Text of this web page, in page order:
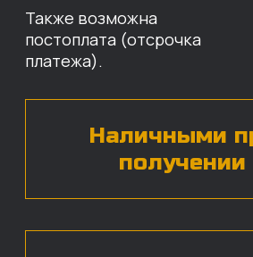
персональных данных*